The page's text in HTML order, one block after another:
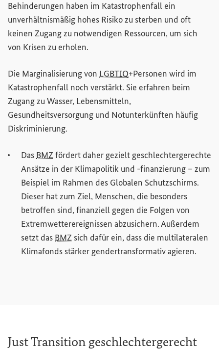
Behinderungen haben im Katastrophenfall ein
unverhältnismäßig hohes Risiko zu sterben und oft
keinen Zugang zu notwendigen Ressourcen, um sich
von Krisen zu erholen.
Die Marginalisierung von LGBTIQ+Personen wird im
Katastrophenfall noch verstärkt. Sie erfahren beim
Zugang zu Wasser, Lebensmitteln,
Gesundheitsversorgung und Notunterkünften häufig
Diskriminierung.
Das BMZfördert daher gezielt geschlechtergerechte
Ansätze in der Klimapolitik und -finanzierung – zum
Beispiel im Rahmen des Globalen Schutzschirms.
Dieser hat zum Ziel, Menschen, die besonders
betroffen sind, finanziell gegen die Folgen von
Extremwetterereignissen abzusichern. Außerdem
setzt das BMZ sich dafür ein, dass die multilateralen
Klimafonds stärker gendertransformativ agieren.
Just Transition geschlechtergerecht